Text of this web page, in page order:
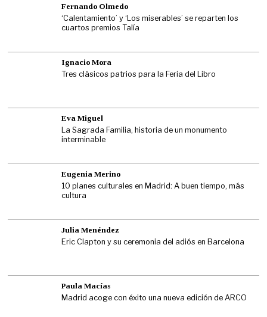
Fernando Olmedo
‘Calentamiento’ y ‘Los miserables’ se reparten los
cuartos premios Talía
Ignacio Mora
Tres clásicos patrios para la Feria del Libro
Eva Miguel
La Sagrada Familia, historia de un monumento
interminable
Eugenia Merino
10 planes culturales en Madrid: A buen tiempo, más
cultura
Julia Menéndez
Eric Clapton y su ceremonia del adiós en Barcelona
Paula Macías
Madrid acoge con éxito una nueva edición de ARCO